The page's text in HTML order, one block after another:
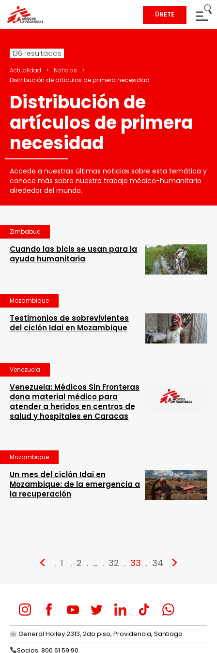
ÚNETE
136 resultados
Actualidad > Noticias
>
Distribución de artículos de primera necesidad
Distribución de
artículos de primera
necesidad
Accede a nuestras últimas noticias sobre esta temática y
conoce más sobre nuestro trabajo médico-humanitario
alrededor del mundo.
Zimbabue
Cuando las bicis se usan para la
ayuda humanitaria
Mozambique
Testimonios de sobrevivientes
del ciclón Idai en Mozambique
Venezuela
Venezuela: Médicos Sin Fronteras
dona material médico para
atender a heridos en centros de
salud y hospitales en Caracas
Mozambique
Un mes del ciclón Idai en
Mozambique: de la emergencia a
la recuperación
< 1 2 … 32 33 34 >
General Holley 2313, 2do piso, Providencia, Santiago
Socios: 800 61 59 90